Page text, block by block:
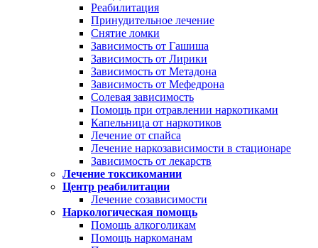
Реабилитация
Принудительное лечение
Снятие ломки
Зависимость от Гашиша
Зависимость от Лирики
Зависимость от Метадона
Зависимость от Мефедрона
Солевая зависимость
Помощь при отравлении наркотиками
Капельница от наркотиков
Лечение от спайса
Лечение наркозависимости в стационаре
Зависимость от лекарств
Лечение токсикомании
Центр реабилитации
Лечение созависимости
Наркологическая помощь
Помощь алкоголикам
Помощь наркоманам